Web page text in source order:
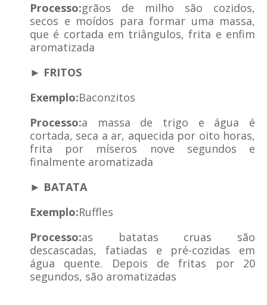
Processo:grãos de milho são cozidos,
secos e moídos para formar uma massa,
que é cortada em triângulos, frita e enfim
aromatizada
► FRITOS
Exemplo:Baconzitos
Processo:a massa de trigo e água é
cortada, seca a ar, aquecida por oito horas,
frita por míseros nove segundos e
finalmente aromatizada
► BATATA
Exemplo:Ruffles
Processo:as batatas cruas são
descascadas, fatiadas e pré-cozidas em
água quente. Depois de fritas por 20
segundos, são aromatizadas